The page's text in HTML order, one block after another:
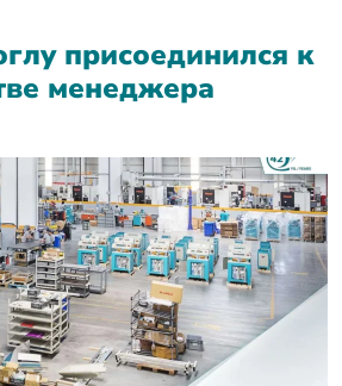
присоединился к
менеджера